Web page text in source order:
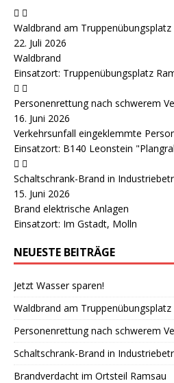
Waldbrand am Truppenübungsplatz
22. Juli 2026
Waldbrand
Einsatzort: Truppenübungsplatz
Personenrettung nach schwerem
16. Juni 2026
Verkehrsunfall eingeklemmte
Einsatzort: B140 Leonstein
Schaltschrank-Brand in
15. Juni 2026
Brand elektrische Anlagen
Einsatzort: Im Gstadt, Molln
NEUESTE BEITRÄGE
Jetzt Wasser sparen!
Waldbrand am Truppenübungsplatz
Personenrettung nach schwerem
Schaltschrank-Brand in
Brandverdacht im Ortsteil Ramsau